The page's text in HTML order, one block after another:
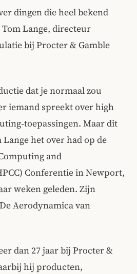
dingen die heel bekend
Tom Lange, directeur
bij Procter & Gamble
dat je normaal zou
iemand spreekt over high
Maar dit
het over had op de
and
Conferentie in Newport,
weken geleden. Zijn
Aerodynamica van
dan 27 jaar bij Procter &
hij producten,